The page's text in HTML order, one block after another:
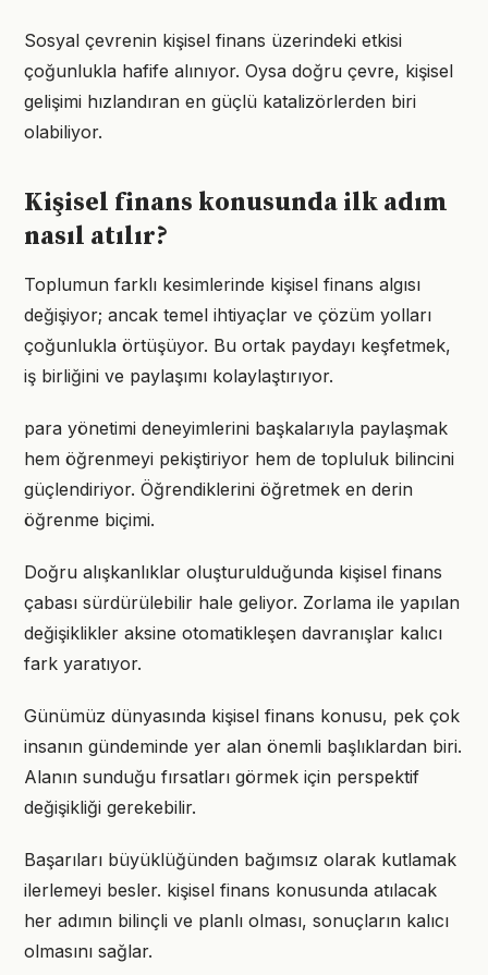
Sosyal çevrenin kişisel finans üzerindeki etkisi
çoğunlukla hafife alınıyor. Oysa doğru çevre, kişisel
gelişimi hızlandıran en güçlü katalizörlerden biri
olabiliyor.
Kişisel finans konusunda ilk adım
nasıl atılır?
Toplumun farklı kesimlerinde kişisel finans algısı
değişiyor; ancak temel ihtiyaçlar ve çözüm yolları
çoğunlukla örtüşüyor. Bu ortak paydayı keşfetmek,
iş birliğini ve paylaşımı kolaylaştırıyor.
para yönetimi deneyimlerini başkalarıyla paylaşmak
hem öğrenmeyi pekiştiriyor hem de topluluk bilincini
güçlendiriyor. Öğrendiklerini öğretmek en derin
öğrenme biçimi.
Doğru alışkanlıklar oluşturulduğunda kişisel finans
çabası sürdürülebilir hale geliyor. Zorlama ile yapılan
değişiklikler aksine otomatikleşen davranışlar kalıcı
fark yaratıyor.
Günümüz dünyasında kişisel finans konusu, pek çok
insanın gündeminde yer alan önemli başlıklardan biri.
Alanın sunduğu fırsatları görmek için perspektif
değişikliği gerekebilir.
Başarıları büyüklüğünden bağımsız olarak kutlamak
ilerlemeyi besler. kişisel finans konusunda atılacak
her adımın bilinçli ve planlı olması, sonuçların kalıcı
olmasını sağlar.